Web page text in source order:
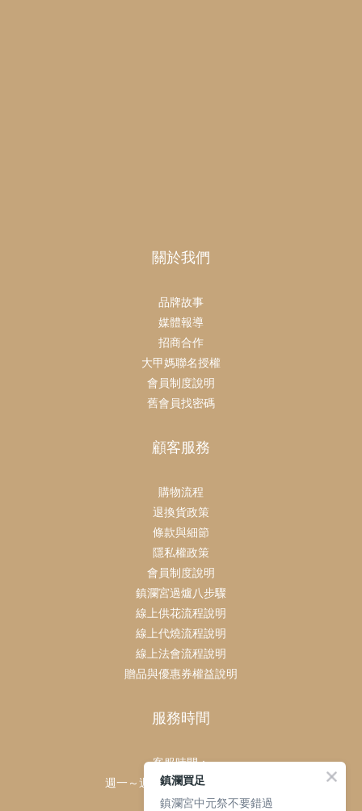
關於我們
品牌故事
媒體報導
招商合作
大甲媽聯名授權
會員制度說明
舊會員找密碼
顧客服務
購物流程
退換貨政策
條款與細節
隱私權政策
會員制度說明
鎮瀾宮過爐八步驟
線上供花流程說明
線上代燒流程說明
線上法會流程說明
贈品與優惠券權益說明
服務時間
客服時間：
週一～週日 上午9點～下午6點
客服電話：
鎮瀾買足
鎮瀾宮中元祭不要錯過